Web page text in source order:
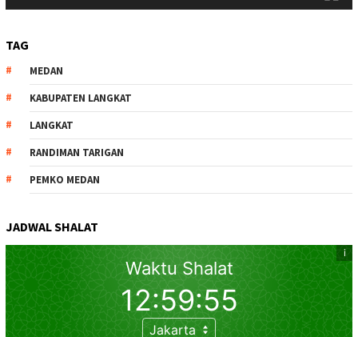
TAG
MEDAN
KABUPATEN LANGKAT
LANGKAT
RANDIMAN TARIGAN
PEMKO MEDAN
JADWAL SHALAT